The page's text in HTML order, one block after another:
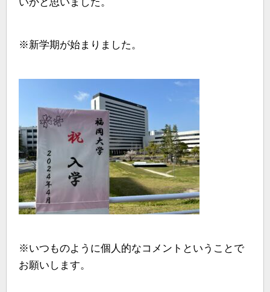
いかと思いました。
※新学期が始まりました。
※いつものように個人的なコメントということで
お願いします。